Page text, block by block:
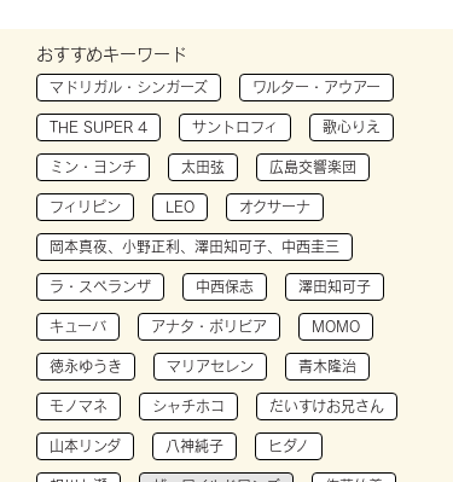
おすすめキーワード
マドリガル・シンガーズ ワルター・アウアー
THE SUPER 4 サントロフィ 歌心りえ
ミン・ヨンチ 太田弦 広島交響楽団
フィリピン LEO オクサーナ
岡本真夜、小野正利、澤田知可子、中西圭三
ラ・スペランザ 中西保志 澤田知可子
キューバ アナタ・ボリビア MOMO
徳永ゆうき マリアセレン 青木隆治
モノマネ シャチホコ だいすけお兄さん
山本リンダ 八神純子 ヒダノ